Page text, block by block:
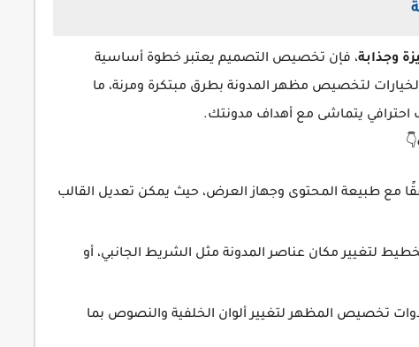
وجذابة، فإن تخصيص التصميم يعتبر خطوة أساسية
لتخصيص مظهر المدونة بطرق مبتكرة ومرنة، ما
احترافي يتماشى مع أهداف مدونتك.
مع طبيعة المحتوى وجهاز العرض، حيث يمكن تعديل القالب
لتغيير مكان عناصر المدونة مثل الشريط الجانبي، أو
تخصيص المظهر لتغيير ألوان الخلفية والنصوص بما